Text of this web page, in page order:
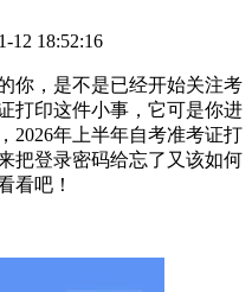
12 18:52:16
，是不是已经开始关注考
打印这件小事，它可是你进
2026年上半年自考准考证打
把登录密码给忘了又该如何
看吧！